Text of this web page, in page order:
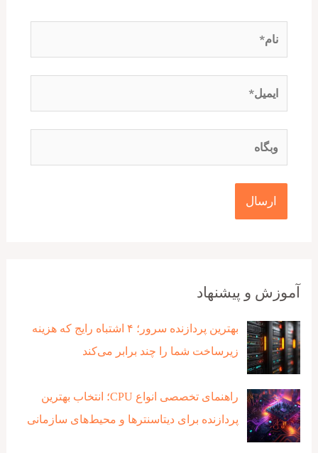
آموزش و پیشنهاد
بهترین پردازنده‌ سرور؛ ۴ اشتباه رایج که هزینه
زیرساخت شما را چند برابر می‌کند
راهنمای تخصصی انواع CPU؛ انتخاب بهترین
پردازنده برای دیتاسنترها و محیط‌های سازمانی